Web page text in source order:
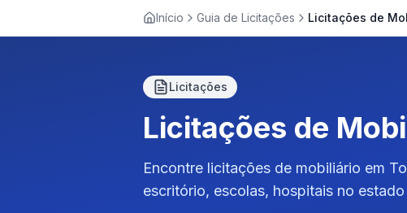
Início Guia de Licitações
Licitações
Licitações de
Encontre licitações de mobiliário em
escritório, escolas, hospitais no estado